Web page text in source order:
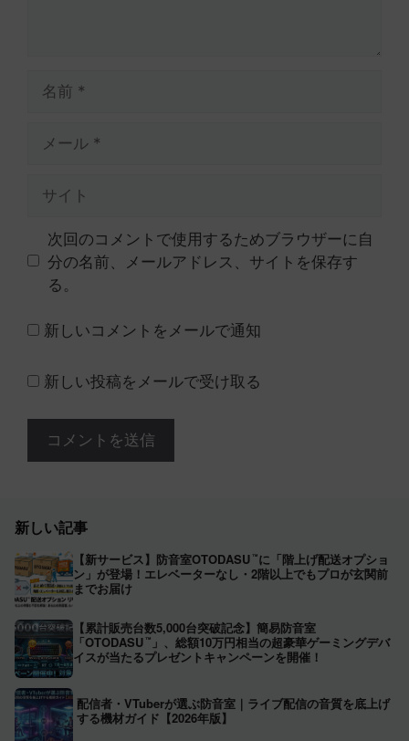
次回のコメントで使用するためブラウザーに自
分の名前、メールアドレス、サイトを保存す
る。
新しいコメントをメールで通知
新しい投稿をメールで受け取る
新しい記事
【新サービス】防音室OTODASU ™ に「階上げ配送オプショ
ン」が登場！エレベーターなし・2階以上でもプロが玄関前
までお届け
【累計販売台数5,000台突破記念】簡易防音室
「OTODASU ™
」、総額10万円相当の超豪華ゲーミングデバ
イスが当たるプレゼントキャンペーンを開催！
配信者・VTuberが選ぶ防音室｜ライブ配信の音質を底上げ
する機材ガイド【2026年版】